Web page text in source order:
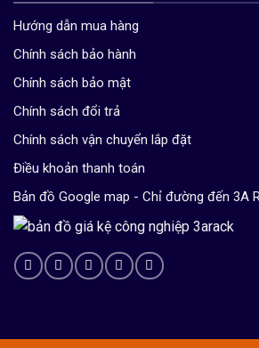
Hướng dẫn mua hàng
Chính sách bảo hành
Chính sách bảo mật
Chính sách đổi trả
Chính sách vận chuyển lắp đặt
Điều khoản thanh toán
Bản đồ Google map - Chỉ đường đến 3A